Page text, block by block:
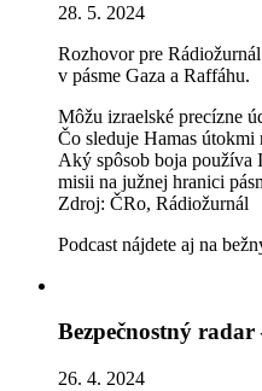
28. 5. 2024
Rozhovor pre
v pásme Gaza a Raffáhu.
Môžu izraelské precízne
Čo sleduje Hamas
Aký spôsob boja používa
misii na južnej hranici
Zdroj: ČRo, Rádiožurnál
Podcast nájdete aj na
Bezpečnostný radar
26. 4. 2024